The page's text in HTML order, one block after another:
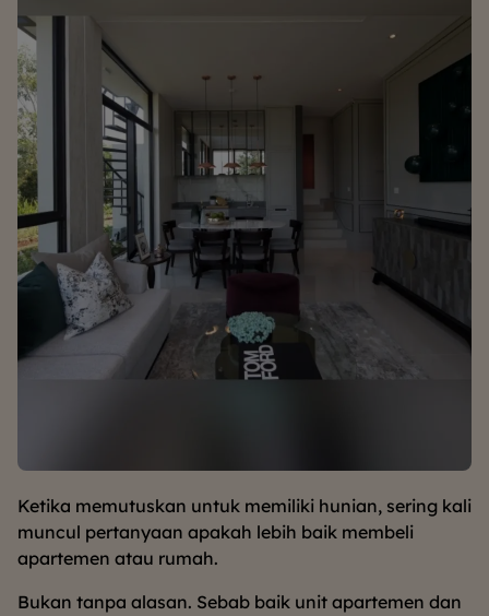
Ketika memutuskan untuk memiliki hunian, sering kali
muncul pertanyaan apakah lebih baik membeli
apartemen atau rumah.
Bukan tanpa alasan. Sebab baik unit apartemen dan